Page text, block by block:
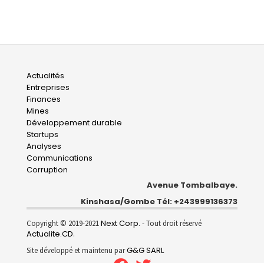
Main
navigation
Actualités
Entreprises
Finances
Mines
Développement durable
Startups
Analyses
Communications
Corruption
Avenue Tombalbaye.
Kinshasa/Gombe Tél: +243999136373
Copyright © 2019-2021Next Corp. - Tout droit réservé
Actualite.CD.
Site développé et maintenu parG&G SARL